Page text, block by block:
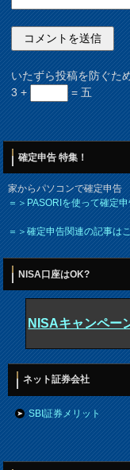
いたずら投稿を防ぐた
3 +
= 五
確定申告 特集！
家からパソコンで確定申告
＝＞PASORIを使って確定
＝＞確定申告関連の記事は
NISA口座はOK?
NISAキャンペー
ネット証券会社
SBI証券メリット